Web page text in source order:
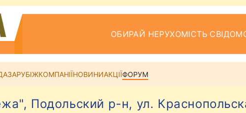
ОБИРАЙ НЕРУХОМІСТЬ
ЗАРУБІЖКОМПАНІЇНОВИНИАКЦІЇФОРУМ
Подольский р-н, ул.